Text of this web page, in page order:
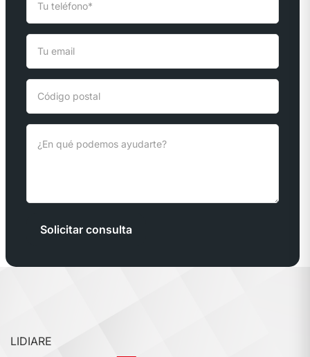
Solicitar consulta
LIDIARE